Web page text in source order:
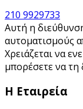
210 9929733
Αυτή η
αυτοματισμούς
Χρειάζεται να
μπορέσετε να τη
H Εταιρεία